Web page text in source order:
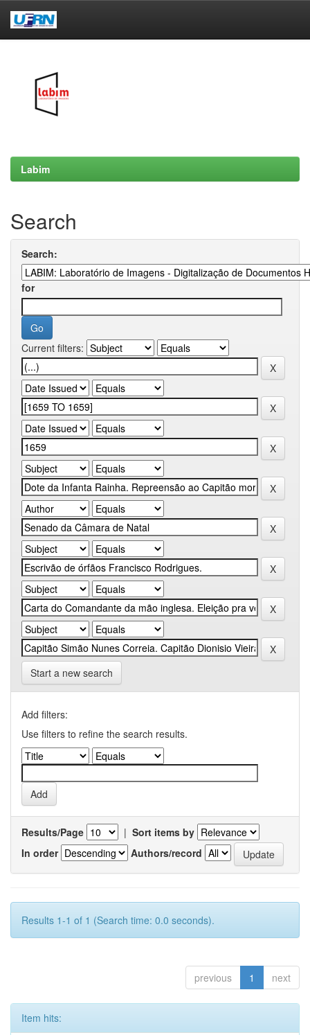
Labim
Search
Search:
for
Current filters:
Start a new search
Add filters:
Use filters to refine the search results.
Results/Page | Sort items by
In order
Authors/record
Results 1-1 of 1 (Search time: 0.0 seconds).
previous 1 next
Item hits: